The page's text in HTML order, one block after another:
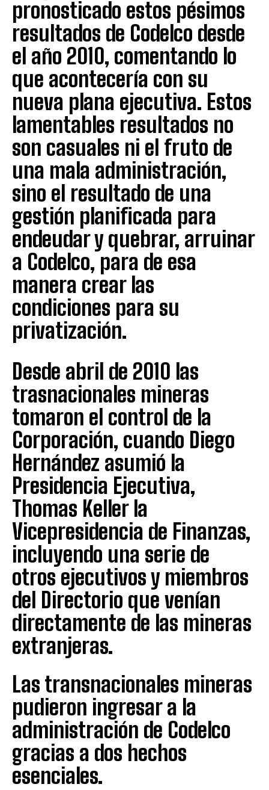
pronosticado estos pésimos
resultados de Codelco desde
el año 2010, comentando lo
que acontecería con su
nueva plana ejecutiva. Estos
lamentables resultados no
son casuales ni el fruto de
una mala administración,
sino el resultado de una
gestión planificada para
endeudar y quebrar, arruinar
a Codelco, para de esa
manera crear las
condiciones para su
privatización.
Desde abril de 2010 las
trasnacionales mineras
tomaron el control de la
Corporación, cuando Diego
Hernández asumió la
Presidencia Ejecutiva,
Thomas Keller la
Vicepresidencia de Finanzas,
incluyendo una serie de
otros ejecutivos y miembros
del Directorio que venían
directamente de las mineras
extranjeras.
Las transnacionales mineras
pudieron ingresar a la
administración de Codelco
gracias a dos hechos
esenciales.